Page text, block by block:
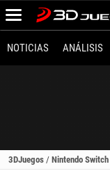
NOTICIAS ANÁLISIS
3DJuegos / Nintendo Switch